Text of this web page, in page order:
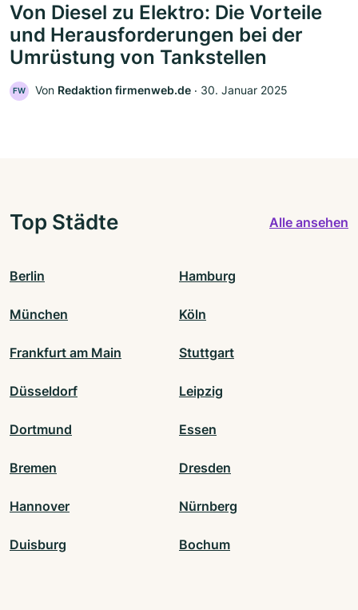
Von Diesel zu Elektro: Die Vorteile
und Herausforderungen bei der
Umrüstung von Tankstellen
FW Von Redaktion firmenweb.de ‧ 30. Januar 2025
Top Städte Alle ansehen
Berlin Hamburg
München Köln
Frankfurt am Main Stuttgart
Düsseldorf Leipzig
Dortmund Essen
Bremen Dresden
Hannover Nürnberg
Duisburg Bochum